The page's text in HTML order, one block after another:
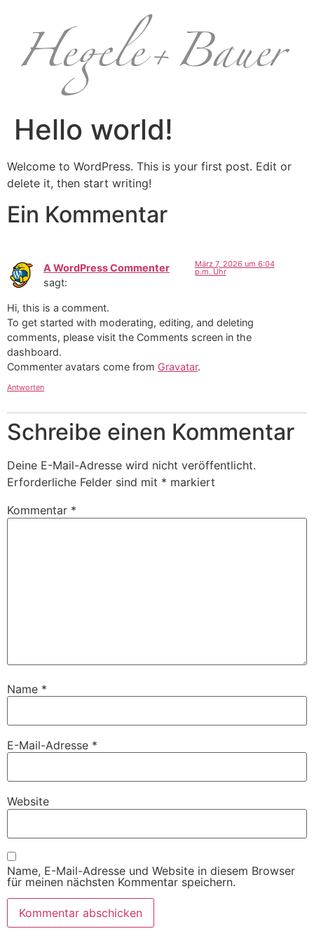
Hello world!
Welcome to WordPress. This is your first post. Edit or
delete it, then start writing!
Ein Kommentar
A WordPress Commenter
sagt:
März 7, 2026 um 6:04
p.m. Uhr
Hi, this is a comment.
To get started with moderating, editing, and deleting
comments, please visit the Comments screen in the
dashboard.
Commenter avatars come from Gravatar.
Antworten
Schreibe einen Kommentar
Deine E-Mail-Adresse wird nicht veröffentlicht.
Erforderliche Felder sind mit * markiert
Kommentar *
Name *
E-Mail-Adresse *
Website
Name, E-Mail-Adresse und Website in diesem Browser
für meinen nächsten Kommentar speichern.